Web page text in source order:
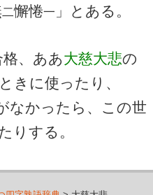
二懈惓一 」とある。
格、ああ大慈大悲の
きに使ったり、
なかったら、この世
りする。